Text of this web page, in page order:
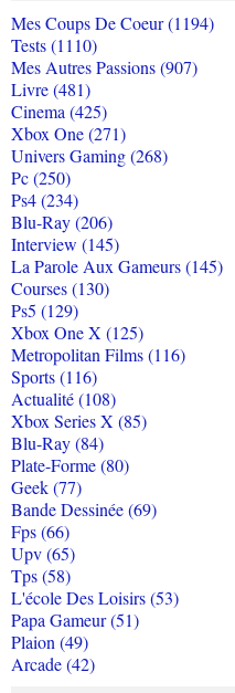
Mes Coups De Coeur (1194)
Tests (1110)
Mes Autres Passions (907)
Livre (481)
Cinema (425)
Xbox One (271)
Univers Gaming (268)
Pc (250)
Ps4 (234)
Blu-Ray (206)
Interview (145)
La Parole Aux Gameurs (145)
Courses (130)
Ps5 (129)
Xbox One X (125)
Metropolitan Films (116)
Sports (116)
Actualité (108)
Xbox Series X (85)
Blu-Ray (84)
Plate-Forme (80)
Geek (77)
Bande Dessinée (69)
Fps (66)
Upv (65)
Tps (58)
L'école Des Loisirs (53)
Papa Gameur (51)
Plaion (49)
Arcade (42)